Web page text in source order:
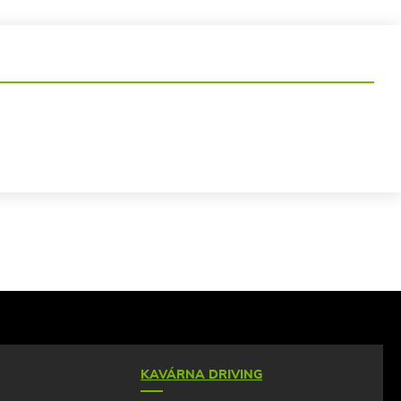
KAVÁRNA DRIVING